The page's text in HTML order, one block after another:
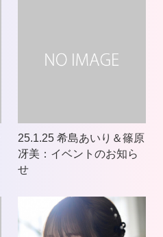
25.1.25 希島あいり＆篠原
冴美：イベントのお知ら
せ